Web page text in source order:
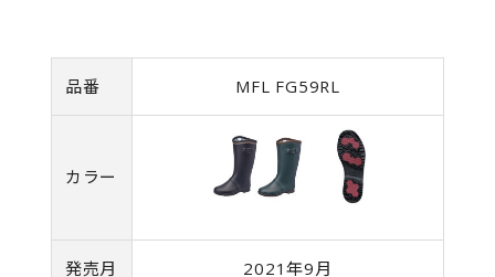
品番 MFL FG59RL
カラー
発売月 2021年9月